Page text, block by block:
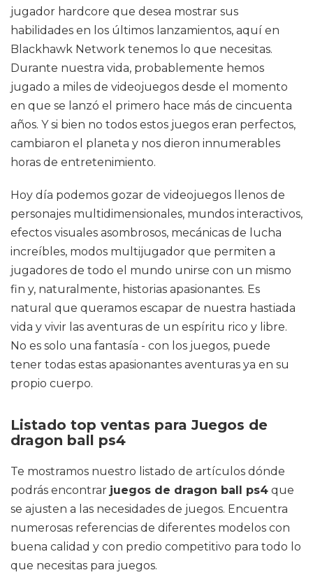
jugador hardcore que desea mostrar sus
habilidades en los últimos lanzamientos, aquí en
Blackhawk Network tenemos lo que necesitas.
Durante nuestra vida, probablemente hemos
jugado a miles de videojuegos desde el momento
en que se lanzó el primero hace más de cincuenta
años. Y si bien no todos estos juegos eran perfectos,
cambiaron el planeta y nos dieron innumerables
horas de entretenimiento.
Hoy día podemos gozar de videojuegos llenos de
personajes multidimensionales, mundos interactivos,
efectos visuales asombrosos, mecánicas de lucha
increíbles, modos multijugador que permiten a
jugadores de todo el mundo unirse con un mismo
fin y, naturalmente, historias apasionantes. Es
natural que queramos escapar de nuestra hastiada
vida y vivir las aventuras de un espíritu rico y libre.
No es solo una fantasía - con los juegos, puede
tener todas estas apasionantes aventuras ya en su
propio cuerpo.
Listado top ventas para Juegos de
dragon ball ps4
Te mostramos nuestro listado de artículos dónde
podrás encontrar juegos de dragon ball ps4 que
se ajusten a las necesidades de juegos. Encuentra
numerosas referencias de diferentes modelos con
buena calidad y con predio competitivo para todo lo
que necesitas para juegos.